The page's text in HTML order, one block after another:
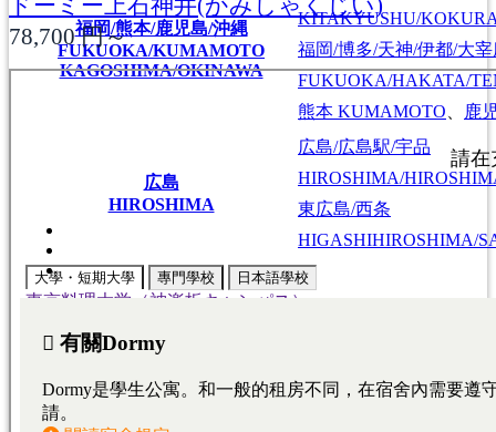
福岡/熊本/鹿児島/沖縄
FUKUOKA/KUMAMOTO
KAGOSHIMA/OKINAWA
KITAKYUSHU/
福岡/博多/天神/伊都/大宰
FUKUOKA/HAKATA/
熊本 KUMAMOTO 鹿
広島
HIROSHIMA
広島/広島駅/宇品
HIROSHIMA/
東広島/西条
HIGASHIHIROSHIMA/
大學・短期大學 專門學校 日本語學校
東京料理大学（神楽板キャンパス）
東京料理大学（神楽板キャンパス）
東京料理大学（神楽板キャンパス）
東京/神奈川/埼玉
78,700円～